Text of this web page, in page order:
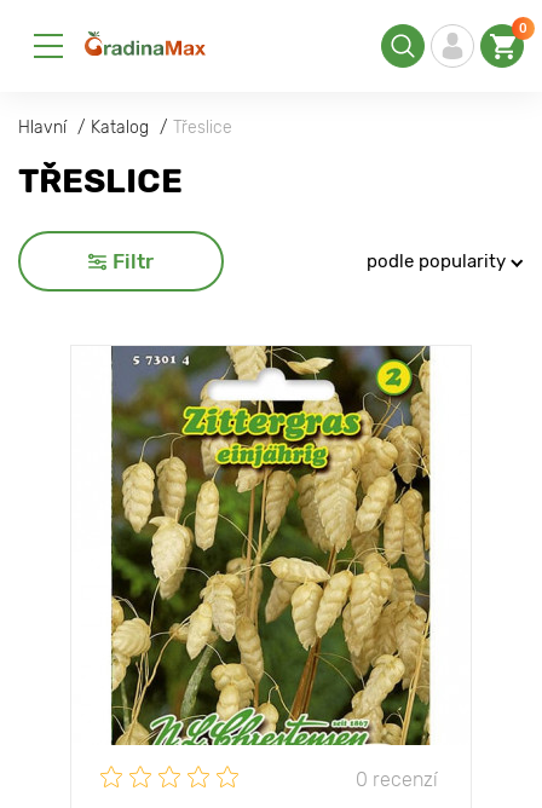
0
Hlavní Katalog Třeslice
TŘESLICE
Filtr podle popularity
0 recenzí